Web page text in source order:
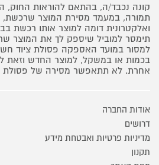
קונה נכבד/ה, בהתאם להוראות החוק,
תמורה, במעמד מסירת המוצר
ואלקטרונית דומה למוצר אותו רכשת
תימסר למוביל שיספק לך את המוצר
למסור במועד האספקה פסולת ציוד
בכמות או במשקל, למוצר החדש וזאת
אחרת. לא תתאפשר מסירה של פסולת
אודות החברה
דרושים
מדיניות פרטיות ואבטחת מידע
תקנון